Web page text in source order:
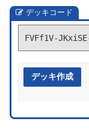
デッキコード
FVFf1V-
デッキ作成